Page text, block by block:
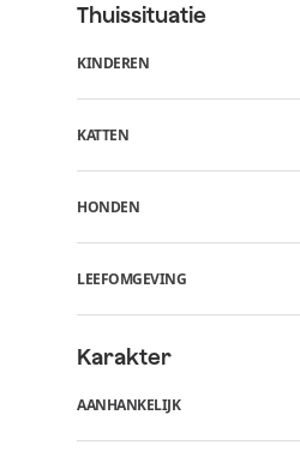
Thuissituatie
KINDEREN
KATTEN
HONDEN
LEEFOMGEVING
Karakter
AANHANKELIJK